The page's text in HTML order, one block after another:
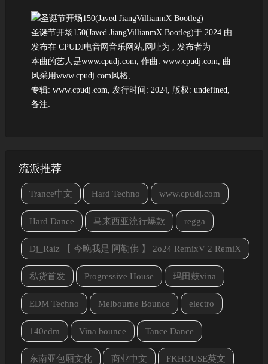
圣诞节开场150(Javed JiangVillianmX Bootleg)于 2024 由
发布在 CPUDJ电音网音乐网站,网址为 , 发布者为
本曲的艺人是www.cpudj.com, 作曲: www.cpudj.com, 曲
风采用www.cpudj.com风格,
专辑: www.cpudj.com, 发行时间: 2024, 版权: undefined,
备注:
流派推荐
Trance中文 Hard Techno www.cpudj.com
Hard Dance 马来西亚流行爆款 regga
Dj_Raiz 【 今晚我是 阿勒佛 】 2o24 RemixV 2 RemiX
私货首发 Progressive House 玛田鼓vina
EDM Techno Melbourne Bounce electro
140edm Vina bounce Tance Dance
东南亚包厢文化 商业中文 FKHOUSE英文